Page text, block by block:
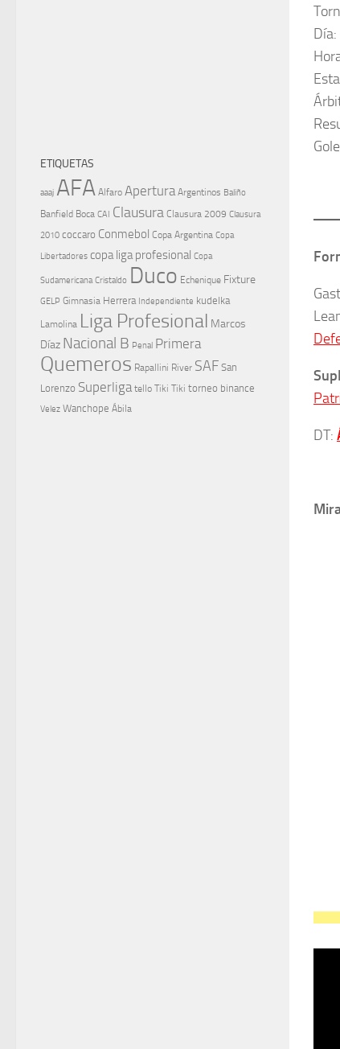
DT:
ETIQUETAS
aaaj AFA Alfaro Apertura Argentinos Baliño
Banfield Boca CAI Clausura Clausura 2009 Clausura
2010 coccaro Conmebol Copa Argentina Copa
Libertadores copa liga profesional Copa
Sudamericana Cristaldo Duco Echenique Fixture
GELP Gimnasia Herrera Independiente kudelka
Lamolina Liga Profesional Marcos
Díaz Nacional B Penal Primera
Quemeros Rapallini River SAF San
Lorenzo Superliga tello Tiki Tiki torneo binance
Velez Wanchope Ábila